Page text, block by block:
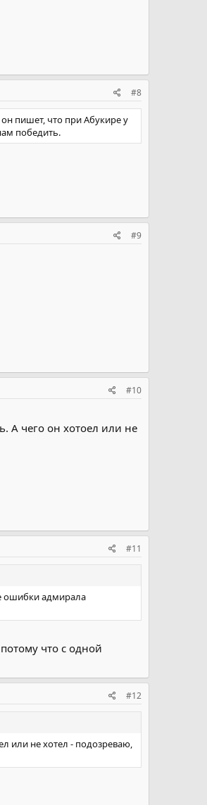
#8
пишет, что при Абукире у
победить.
#9
#10
А чего он хотоел или не
#11
ошибки адмирала
что с одной
#12
или не хотел - подозреваю,